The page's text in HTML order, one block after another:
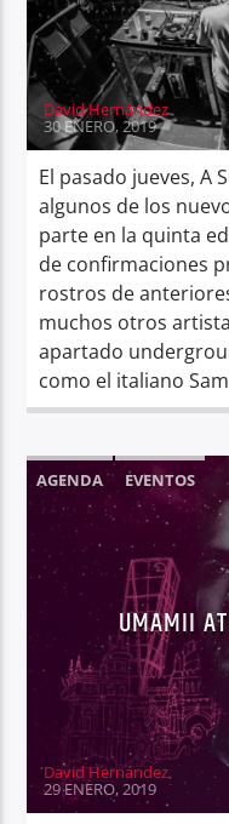
David Hernández
30 ENERO, 2019
El pasado jueves, A
algunos de los
parte en la quinta
de confirmaciones
rostros de
muchos otros
apartado
como el italiano
AGENDA EVENTOS
UMAMII
David Hernández
29 ENERO, 2019